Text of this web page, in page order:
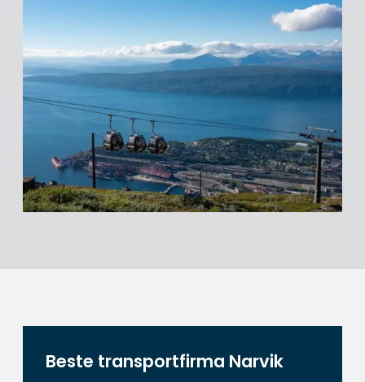
Beste transportfirma Narvik